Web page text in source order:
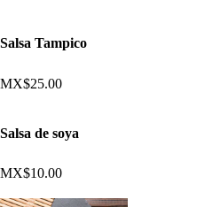
Salsa Tampico
MX$25.00
Salsa de soya
MX$10.00